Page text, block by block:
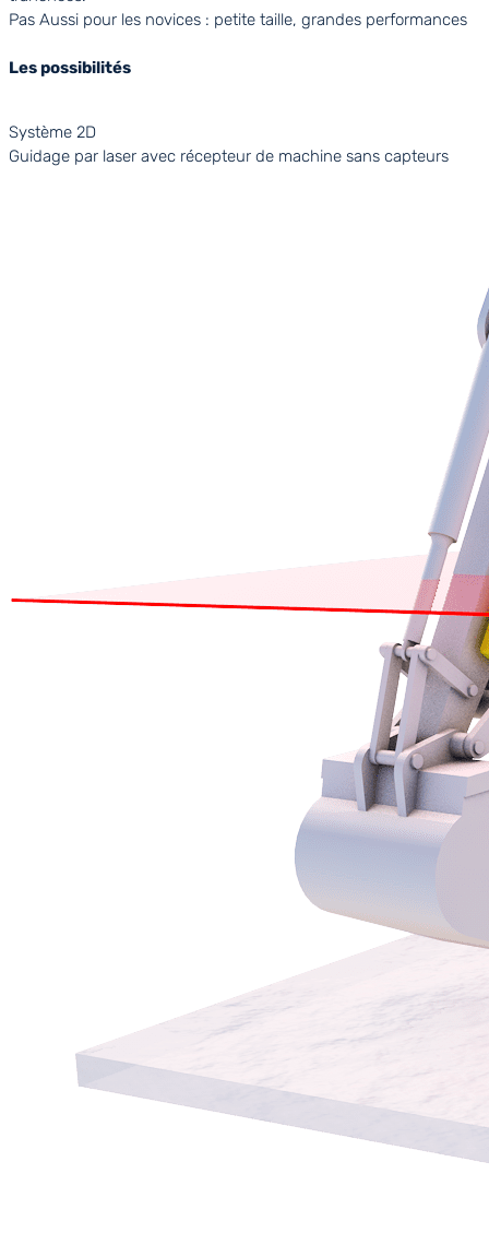
Pas Aussi pour les novices : petite taille, grandes performances
Les possibilités
Système 2D
Guidage par laser avec récepteur de machine sans capteurs